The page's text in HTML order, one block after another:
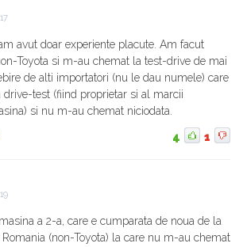
avut doar experiente placute. Am facut
Toyota si m-au chemat la test-drive de mai
de alti importatori (nu le dau numele) care
test (fiind proprietar si al marcii
si nu m-au chemat niciodata.
4 1
a 2-a, care e cumparata de noua de la
(non-Toyota) la care nu m-au chemat